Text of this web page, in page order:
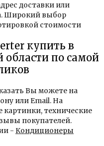
доставки или
Широкий выбор
стоимости
купить в
по самой
Вы можете на
или Email. На
картинки, технические
покупателей.
- Кондиционеры